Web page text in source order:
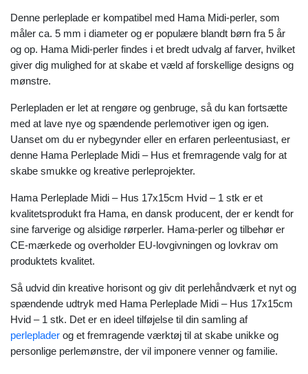
Denne perleplade er kompatibel med Hama Midi-perler, som
måler ca. 5 mm i diameter og er populære blandt børn fra 5 år
og op. Hama Midi-perler findes i et bredt udvalg af farver, hvilket
giver dig mulighed for at skabe et væld af forskellige designs og
mønstre.
Perlepladen er let at rengøre og genbruge, så du kan fortsætte
med at lave nye og spændende perlemotiver igen og igen.
Uanset om du er nybegynder eller en erfaren perleentusiast, er
denne Hama Perleplade Midi – Hus et fremragende valg for at
skabe smukke og kreative perleprojekter.
Hama Perleplade Midi – Hus 17x15cm Hvid – 1 stk er et
kvalitetsprodukt fra Hama, en dansk producent, der er kendt for
sine farverige og alsidige rørperler. Hama-perler og tilbehør er
CE-mærkede og overholder EU-lovgivningen og lovkrav om
produktets kvalitet.
Så udvid din kreative horisont og giv dit perlehåndværk et nyt og
spændende udtryk med Hama Perleplade Midi – Hus 17x15cm
Hvid – 1 stk. Det er en ideel tilføjelse til din samling af
perleplader og et fremragende værktøj til at skabe unikke og
personlige perlemønstre, der vil imponere venner og familie.